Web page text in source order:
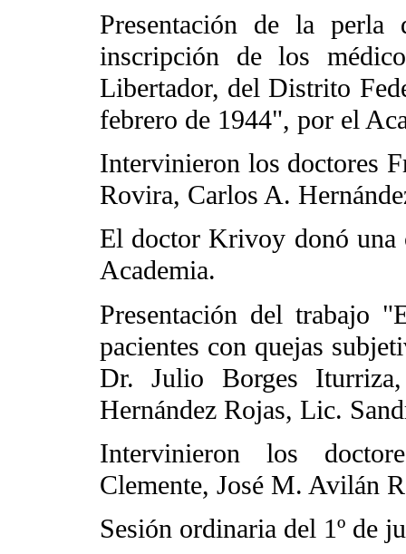
Presentación de la
inscripción de los
Libertador, del Distrito
febrero de 1944", por el
Intervinieron los doctores
Rovira, Carlos A.
El doctor Krivoy donó
Academia.
Presentación del trabajo
pacientes con quejas
Dr. Julio Borges
Hernández Rojas, Lic.
Intervinieron los
Clemente, José M. Avilán
Sesión ordinaria del 1º de